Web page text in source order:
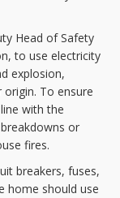
Head of Safety
to use electricity
explosion,
To ensure
with the
or
fires.
breakers, fuses,
home should use